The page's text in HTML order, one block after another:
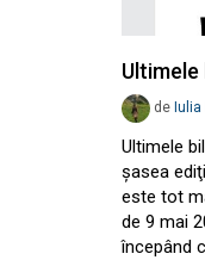
Ultimele
de
Ultimele
şasea
este tot
de 9 mai
începând